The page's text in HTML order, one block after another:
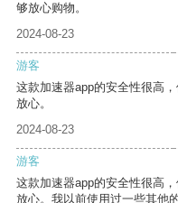
够放心购物。
2024-08-23
游客
这款加速器app的安全性很高
放心。
2024-08-23
游客
这款加速器app的安全性很高
放心。我以前使用过一些其他